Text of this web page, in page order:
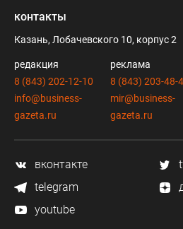
контакты
Казань, Лобачевского 10, корпус 2
редакция
8 (843) 202-12-10
info@business-
gazeta.ru
реклама
8 (843) 203-48-
mir@business-
gazeta.ru
вконтакте
telegram
youtube